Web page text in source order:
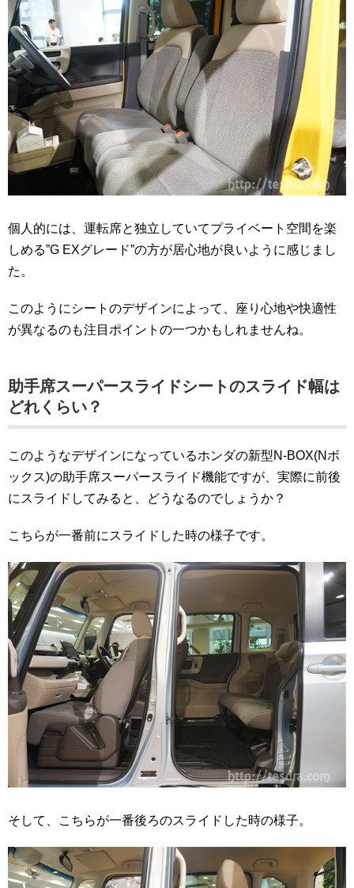
個人的には、運転席と独立していてプライベート空間を楽
しめる”G EXグレード”の方が居心地が良いように感じまし
た。
このようにシートのデザインによって、座り心地や快適性
が異なるのも注目ポイントの一つかもしれませんね。
助手席スーパースライドシートのスライド幅は
どれくらい？
このようなデザインになっているホンダの新型N-BOX(Nボ
ックス)の助手席スーパースライド機能ですが、実際に前後
にスライドしてみると、どうなるのでしょうか？
こちらが一番前にスライドした時の様子です。
そして、こちらが一番後ろのスライドした時の様子。